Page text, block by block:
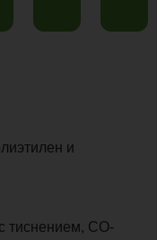
и
тиснением, CO-